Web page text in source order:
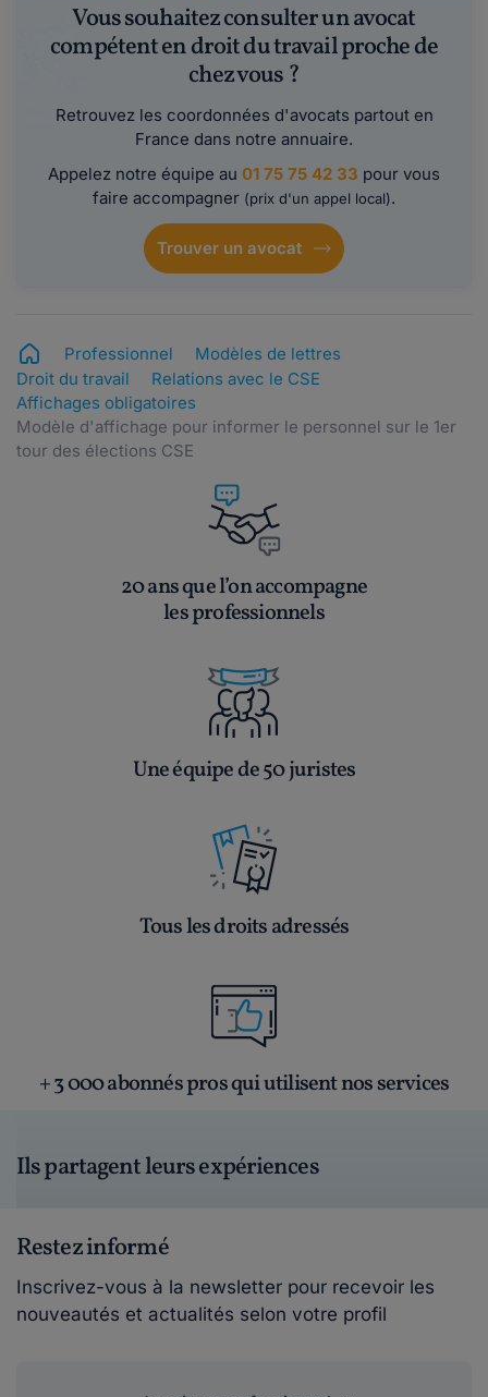
Vous souhaitez consulter un avocat
compétent en droit du travail proche de
chez vous ?
Retrouvez les coordonnées d'avocats partout en
France dans notre annuaire.
Appelez notre équipe au 01 75 75 42 33 pour vous
faire accompagner (prix d'un appel local).
Trouver un avocat
Professionnel
Modèles de lettres
Droit du travail
Relations avec le CSE
Affichages obligatoires
Modèle d'affichage pour informer le personnel sur le 1er
tour des élections CSE
20 ans que l’on accompagne
les professionnels
Une équipe de 50 juristes
Tous les droits adressés
+ 3 000 abonnés pros qui utilisent nos services
Ils partagent leurs expériences
Restez informé
Inscrivez-vous à la newsletter pour recevoir les
nouveautés et actualités selon votre profil